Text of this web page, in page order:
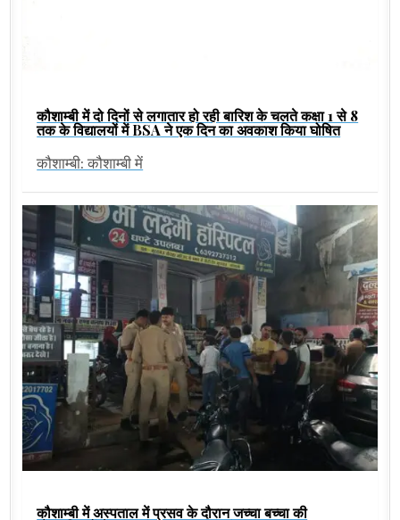
कौशाम्बी में दो दिनों से लगातार हो रही बारिश के चलते कक्षा 1 से 8
तक के विद्यालयों में BSA ने एक दिन का अवकाश किया घोषित
कौशाम्बी: कौशाम्बी में
कौशाम्बी में अस्पताल में प्रसव के दौरान जच्चा बच्चा की